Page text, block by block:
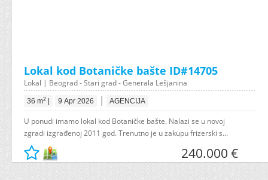
Lokal kod Botaničke bašte ID#14705
Lokal | Beograd - Stari grad - Generala Lešjanina
36 m2 9 Apr 2026 | AGENCIJA
U ponudi imamo lokal kod Botaničke bašte. Nalazi se u novoj
zgradi izgrađenoj 2011 god. Trenutno je u zakupu frizerski s...
240.000 €